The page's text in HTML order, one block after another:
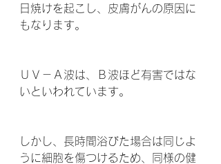
日焼けを起こし、皮膚がんの原因に
もなります。
ＵＶ－Ａ波は、Ｂ波ほど有害ではな
いといわれています。
しかし、長時間浴びた場合は同じよ
うに細胞を傷つけるため、同様の健